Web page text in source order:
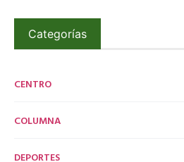
Categorías
CENTRO
COLUMNA
DEPORTES